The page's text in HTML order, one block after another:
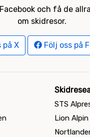
och få de
om skidresor.
på X Följ oss på
STS
Lion Alpin